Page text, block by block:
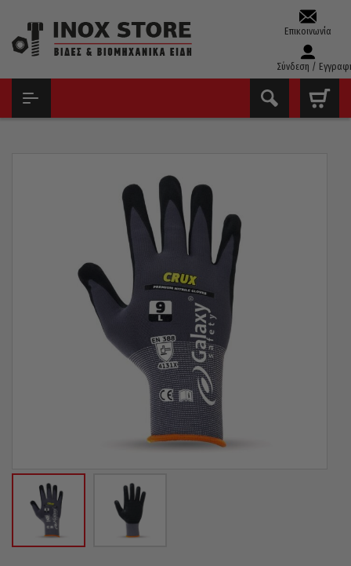
Επικοινωνία
Σύνδεση /